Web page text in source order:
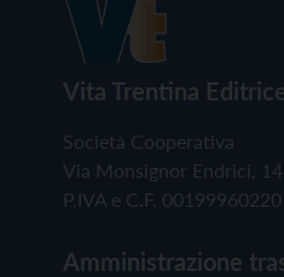
Vita Trentina
Società Cooperativa
Via Monsignor Endrici,
P.IVA e C.F. 00199960220
Amministrazione